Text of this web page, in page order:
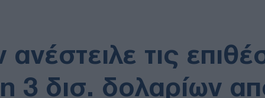
ΑΡΘΡΟΓΡΑΦΙΑ
τις
3 δισ. δολαρίων